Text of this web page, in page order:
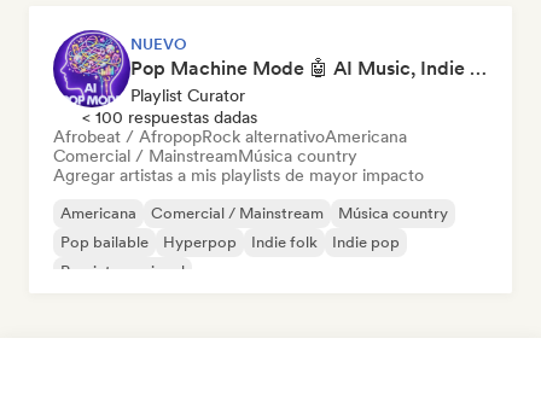
NUEVO
Pop Machine Mode 🤖 AI Music, Indie Pop & Dream Pop
Playlist Curator
< 100 respuestas dadas
Afrobeat / AfropopRock alternativoAmericana
Comercial / MainstreamMúsica country
Agregar artistas a mis playlists de mayor impacto
Americana Comercial / Mainstream
Música country
Pop bailable
Hyperpop Indie folk
Indie pop
Pop internacional